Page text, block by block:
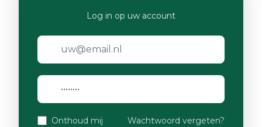
Log in op uw account
Onthoud mij Wachtwoord vergeten?